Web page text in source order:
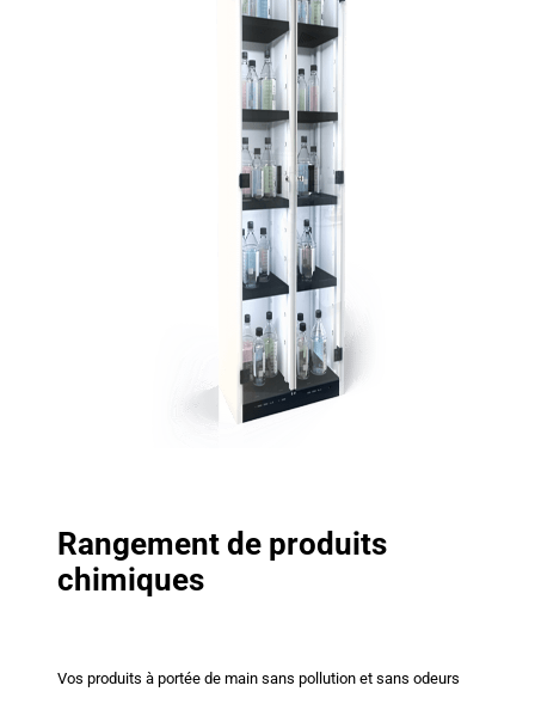
Rangement de produits
chimiques
Vos produits à portée de main sans pollution et sans odeurs